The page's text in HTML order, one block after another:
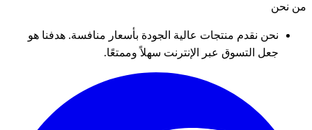
من نحن
نحن نقدم منتجات عالية الجودة بأسعار منافسة. هدفنا هو
جعل التسوق عبر الإنترنت سهلاً وممتعًا.